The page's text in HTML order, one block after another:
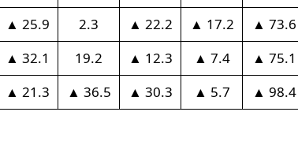
▲ 25.9 2.3 ▲ 22.2 ▲ 17.2
▲ 73.6
▲ 32.1 19.2 ▲ 12.3 ▲ 7.4
▲ 75.1
▲ 21.3 ▲ 36.5 ▲ 30.3 ▲ 5.7 ▲ 98.4